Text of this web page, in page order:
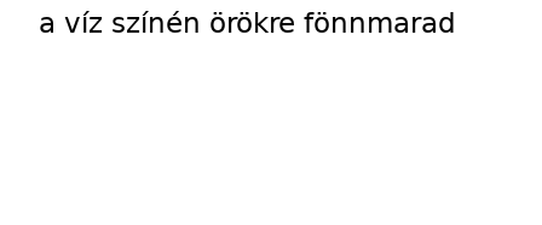
a víz színén örökre fönnmarad